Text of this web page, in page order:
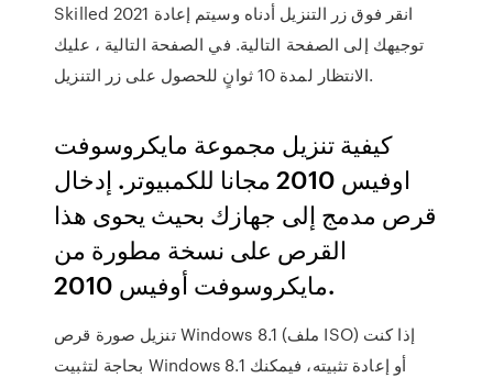
Skilled 2021 انقر فوق زر التنزيل أدناه وسيتم إعادة
توجيهك إلى الصفحة التالية. في الصفحة التالية ، عليك
الانتظار لمدة 10 ثوانٍ للحصول على زر التنزيل.
كيفية تنزيل مجموعة مايكروسوفت
اوفيس 2010 مجانا للكمبيوتر. إدخال
قرص مدمج إلى جهازك بحيث يحوى هذا
القرص على نسخة مطورة من
مايكروسوفت أوفيس 2010.
تنزيل صورة قرص Windows 8.1 (ملف ISO) إذا كنت
بحاجة لتثبيت Windows 8.1 أو إعادة تثبيته، فيمكنك